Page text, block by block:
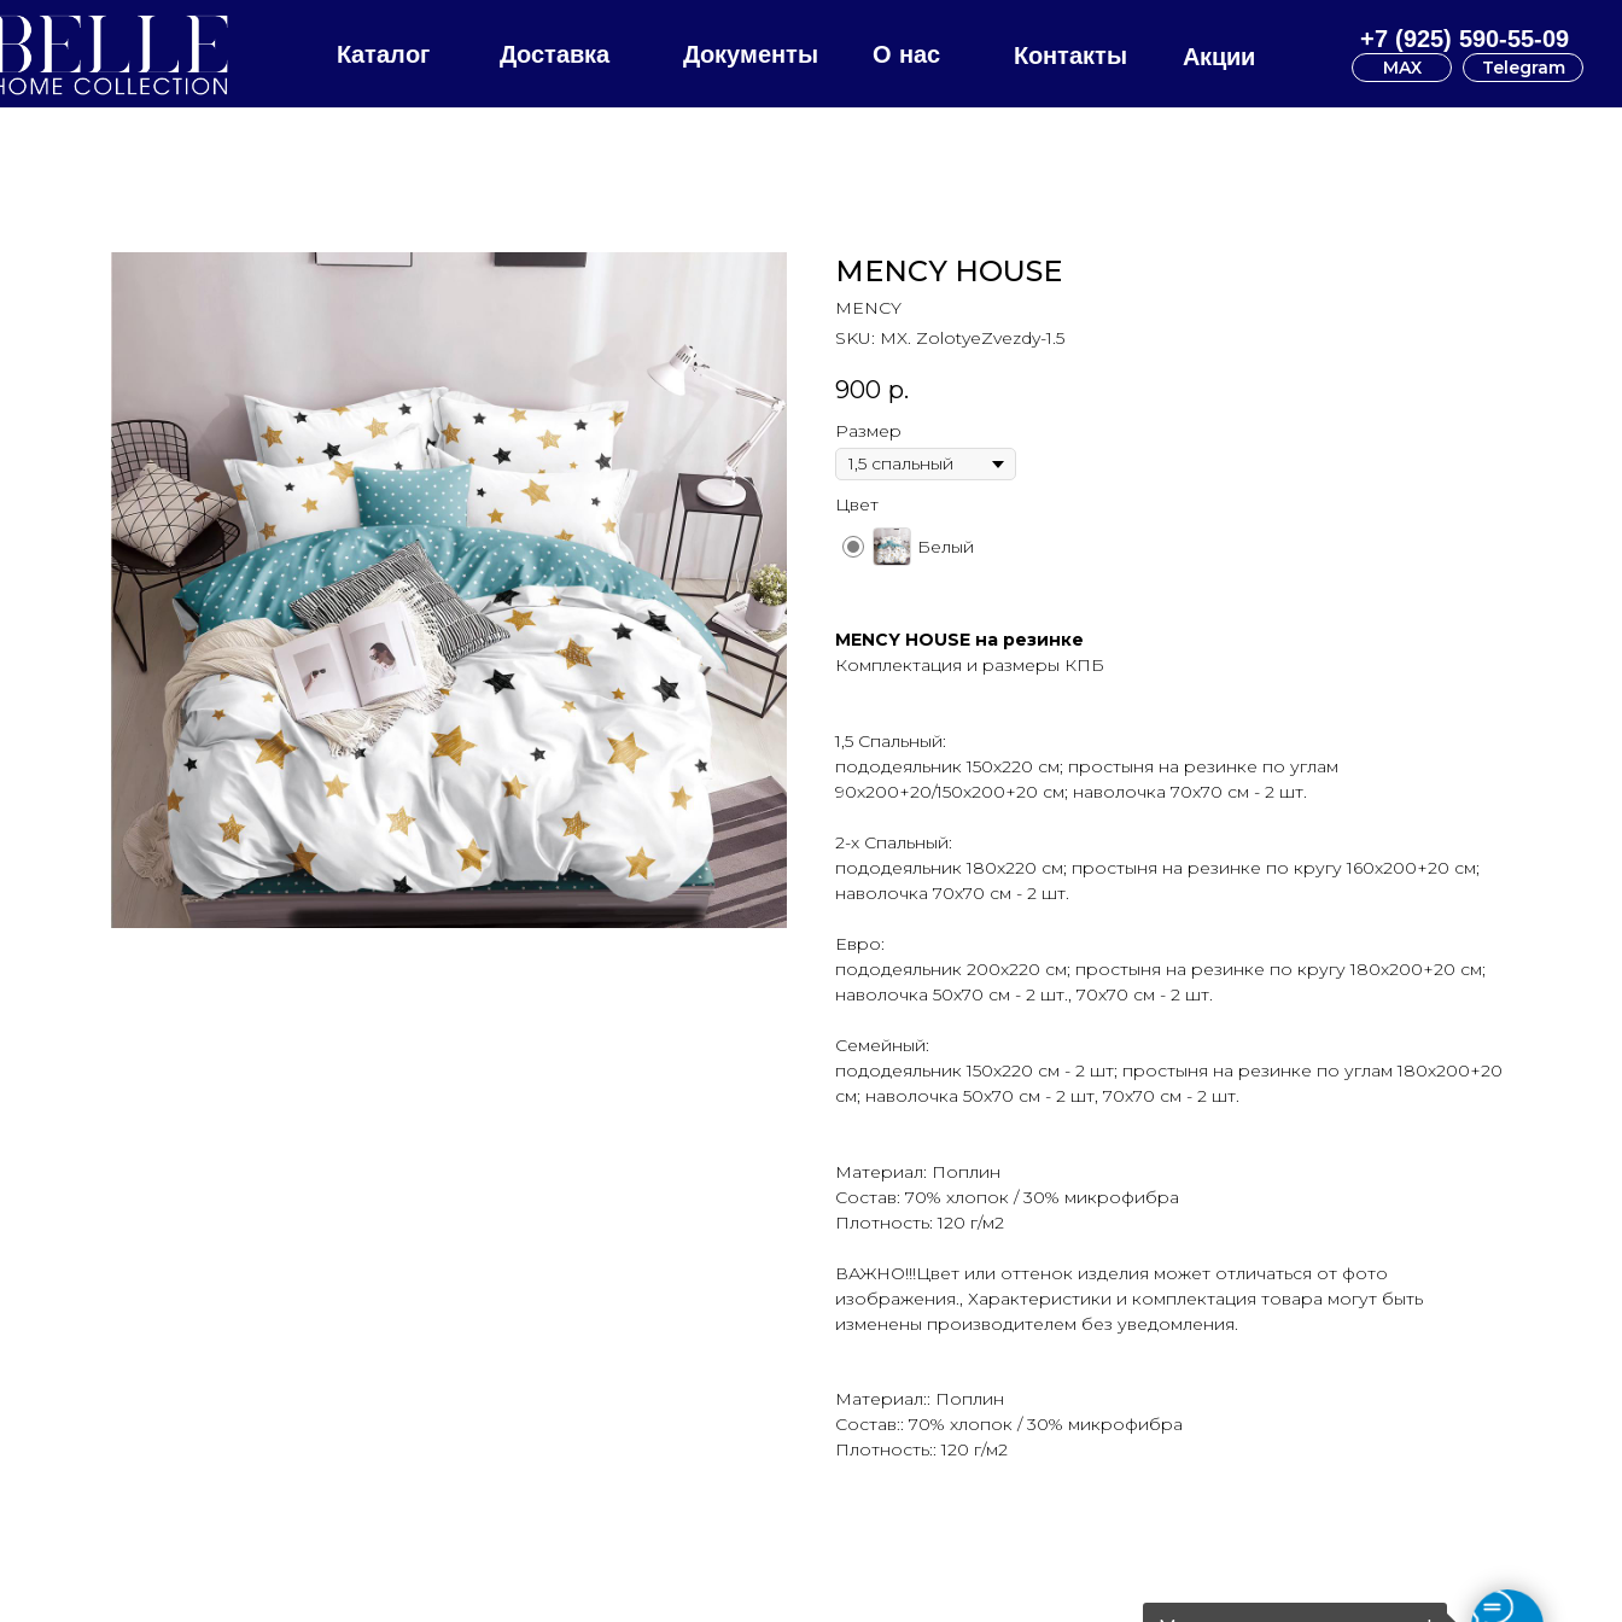
Каталог
+7 (925) 590-55-09
Доставка Документы О нас Контакты Акции MAX Telegram
MENCY HOUSE
MENCY
SKU: MX. ZolotyeZvezdy-1.5
900 р.
Размер
Цвет
Белый
MENCY HOUSE на резинке
Комплектация и размеры КПБ
1,5 Спальный:
пододеяльник 150х220 см; простыня на резинке по углам
90х200+20/150х200+20 см; наволочка 70х70 см - 2 шт.
2-х Спальный:
пододеяльник 180х220 см; простыня на резинке по кругу 160х200+20 см;
наволочка 70х70 см - 2 шт.
Евро:
пододеяльник 200х220 см; простыня на резинке по кругу 180х200+20 см;
наволочка 50х70 см - 2 шт., 70х70 см - 2 шт.
Семейный:
пододеяльник 150х220 см - 2 шт; простыня на резинке по углам 180х200+20
см; наволочка 50х70 см - 2 шт, 70х70 см - 2 шт.
Материал: Поплин
Состав: 70% хлопок / 30% микрофибра
Плотность: 120 г/м2
ВАЖНО!!!Цвет или оттенок изделия может отличаться от фото
изображения., Характеристики и комплектация товара могут быть
изменены производителем без уведомления.
Материал:: Поплин
Состав:: 70% хлопок / 30% микрофибра
Плотность:: 120 г/м2